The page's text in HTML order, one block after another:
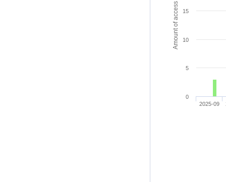
Amount of access
2025-09
0
5
10
15